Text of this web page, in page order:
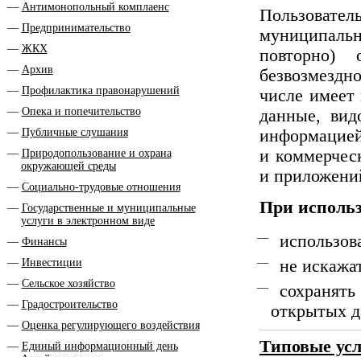
Антимонопольный комплаенс
Предпринимательство
ЖКХ
Архив
Профилактика правонарушений
Опека и попечительство
Публичные слушания
Природопользование и охрана
окружающей среды
Социально-трудовые отношения
Государственные и муниципальные
услуги в электронном виде
Финансы
Инвестиции
Сельское хозяйство
Градостроительство
Оценка регулирующего воздействия
Единый информационный день
повторно)
числе имеет
данные,
и
и
При
не
открытых
Типовые